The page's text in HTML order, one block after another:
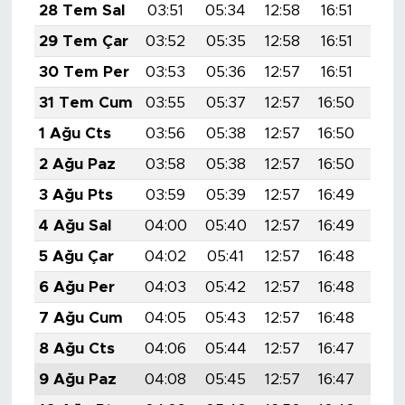
28 Tem Sal
03:51 05:34 12:58 16:51
29 Tem Çar
03:52 05:35 12:58 16:51
30 Tem Per
03:53 05:36 12:57 16:51
31 Tem Cum
03:55 05:37 12:57 16:50
1 Ağu Cts
03:56 05:38 12:57 16:50
2 Ağu Paz
03:58 05:38 12:57 16:50
3 Ağu Pts
03:59 05:39 12:57 16:49
4 Ağu Sal
04:00 05:40 12:57 16:49
5 Ağu Çar
04:02 05:41 12:57 16:48
6 Ağu Per
04:03 05:42 12:57 16:48
7 Ağu Cum
04:05 05:43 12:57 16:48
8 Ağu Cts
04:06 05:44 12:57 16:47
9 Ağu Paz
04:08 05:45 12:57 16:47